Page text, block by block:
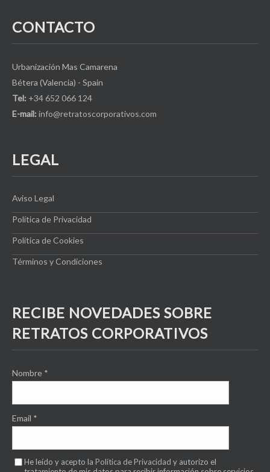
CONTACTO
Urbanización Mas Camarena
Bétera (Valencia) - Spain
Tel: +34 652 066 124
E-mail: info@retratoscorporativos.com
LEGAL
Aviso Legal
Política de Privacidad
Política de Cookies
Términos y Condiciones
RECIBE NOVEDADES SOBRE
RETRATOS CORPORATIVOS
Nombre *
Email *
He leído y acepto la Política de Privacidad y autorizo el